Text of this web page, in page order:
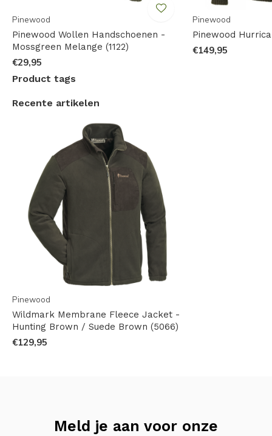
welke maat je wilt bestellen? Bestel twee of meer maten
en maak gebruik van gratis retournatie als je één maat
houdt.Neem hiervoor contact op met de klantenservice.
Pinewood
Pinewood Wollen Handschoenen -
Mossgreen Melange (1122)
€29,95
Pinewood
Pinewood
€149,95
Product tags
Recente artikelen
Pinewood
Wildmark Membrane Fleece Jacket -
Hunting Brown / Suede Brown (5066)
€129,95
Meld je aan voor onze